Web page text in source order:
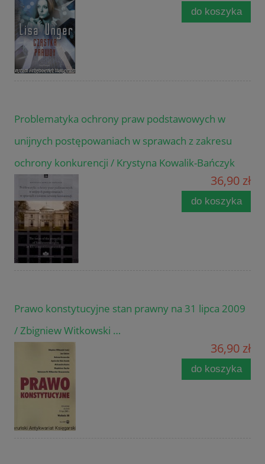
do koszyka
Problematyka ochrony praw podstawowych w
unijnych postępowaniach w sprawach z zakresu
ochrony konkurencji / Krystyna Kowalik-Bańczyk
36,90 zł
do koszyka
Prawo konstytucyjne stan prawny na 31 lipca 2009
/ Zbigniew Witkowski …
36,90 zł
do koszyka